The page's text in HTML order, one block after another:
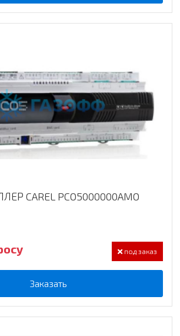
CAREL PCO5000000AMO
под заказ
Заказать